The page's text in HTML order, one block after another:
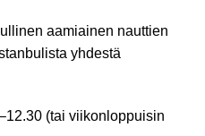
aamiainen nauttien
yhdestä
(tai viikonloppuisin